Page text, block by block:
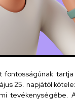
25. napjától
tevékenységébe.